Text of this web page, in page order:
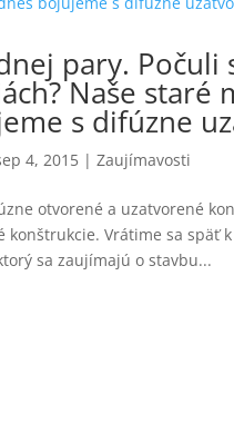
pary. Počuli
Naše staré
s difúzne
4, 2015 |Zaujímavosti
otvorené a uzatvorené
konštrukcie. Vrátime sa späť
sa zaujímajú o stavbu...